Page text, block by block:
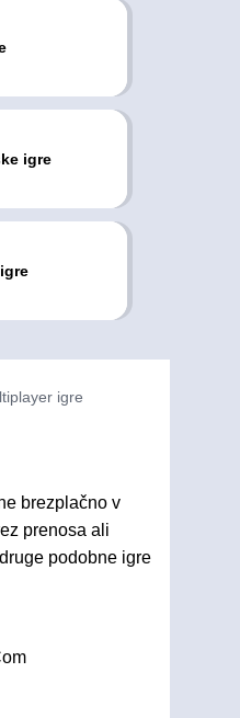
igre
igre
brezplačno v
prenosa ali
podobne igre